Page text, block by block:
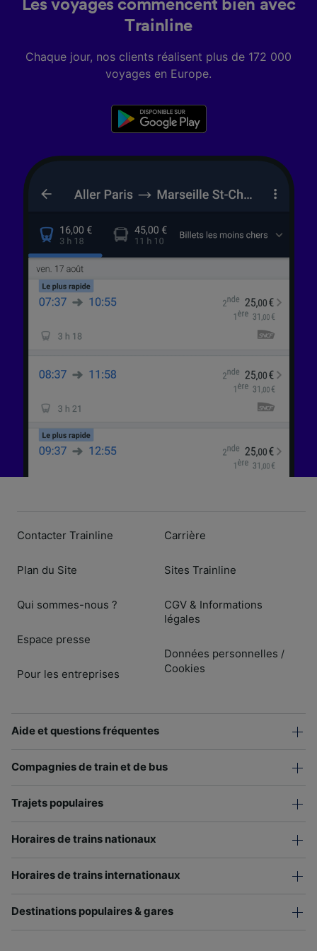
Les voyages commencent bien avec
Trainline
Chaque jour, nos clients réalisent plus de 172 000
voyages en Europe.
Contacter Trainline
Plan du Site
Qui sommes-nous ?
Espace presse
Pour les entreprises
Carrière
Sites Trainline
CGV & Informations
légales
Données personnelles /
Cookies
Aide et questions fréquentes
Compagnies de train et de bus
Trajets populaires
Horaires de trains nationaux
Horaires de trains internationaux
Destinations populaires & gares